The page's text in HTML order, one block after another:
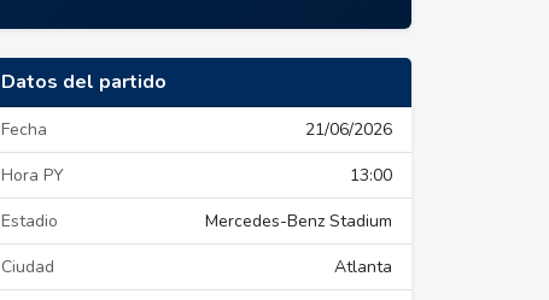
Datos del partido
Fecha
21/06/2026
Hora PY
13:00
Estadio
Mercedes-Benz Stadium
Ciudad
Atlanta